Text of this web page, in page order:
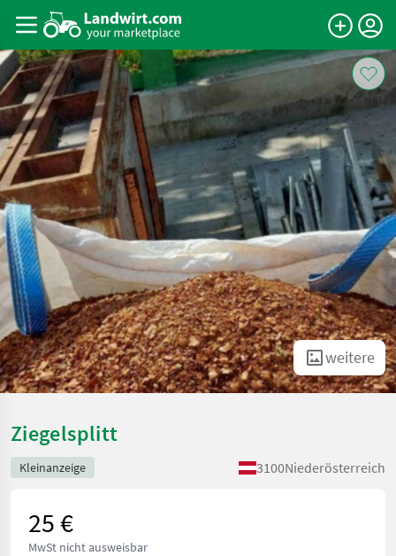
weitere
Ziegelsplitt
Kleinanzeige 3100Niederösterreich
25 €
MwSt nicht ausweisbar